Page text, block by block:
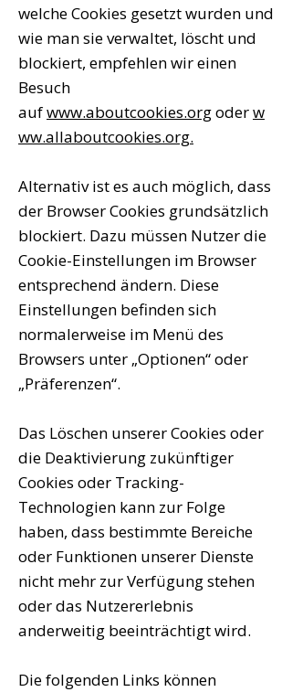
welche Cookies gesetzt wurden und
wie man sie verwaltet, löscht und
blockiert, empfehlen wir einen
Besuch
aufwww.aboutcookies.orgoderw
ww.allaboutcookies.org.
Alternativ ist es auch möglich, dass
der Browser Cookies grundsätzlich
blockiert. Dazu müssen Nutzer die
Cookie-Einstellungen im Browser
entsprechend ändern. Diese
Einstellungen befinden sich
normalerweise im Menü des
Browsers unter „Optionen“ oder
„Präferenzen“.
Das Löschen unserer Cookies oder
die Deaktivierung zukünftiger
Cookies oder Tracking-
Technologien kann zur Folge
haben, dass bestimmte Bereiche
oder Funktionen unserer Dienste
nicht mehr zur Verfügung stehen
oder das Nutzererlebnis
anderweitig beeinträchtigt wird.
Die folgenden Links können